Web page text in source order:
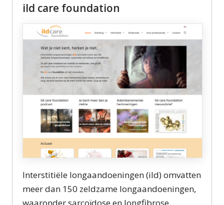
ild care foundation
Interstitiële longaandoeningen (ild) omvatten
meer dan 150 zeldzame longaandoeningen,
waaronder sarcoïdose en longfibrose.